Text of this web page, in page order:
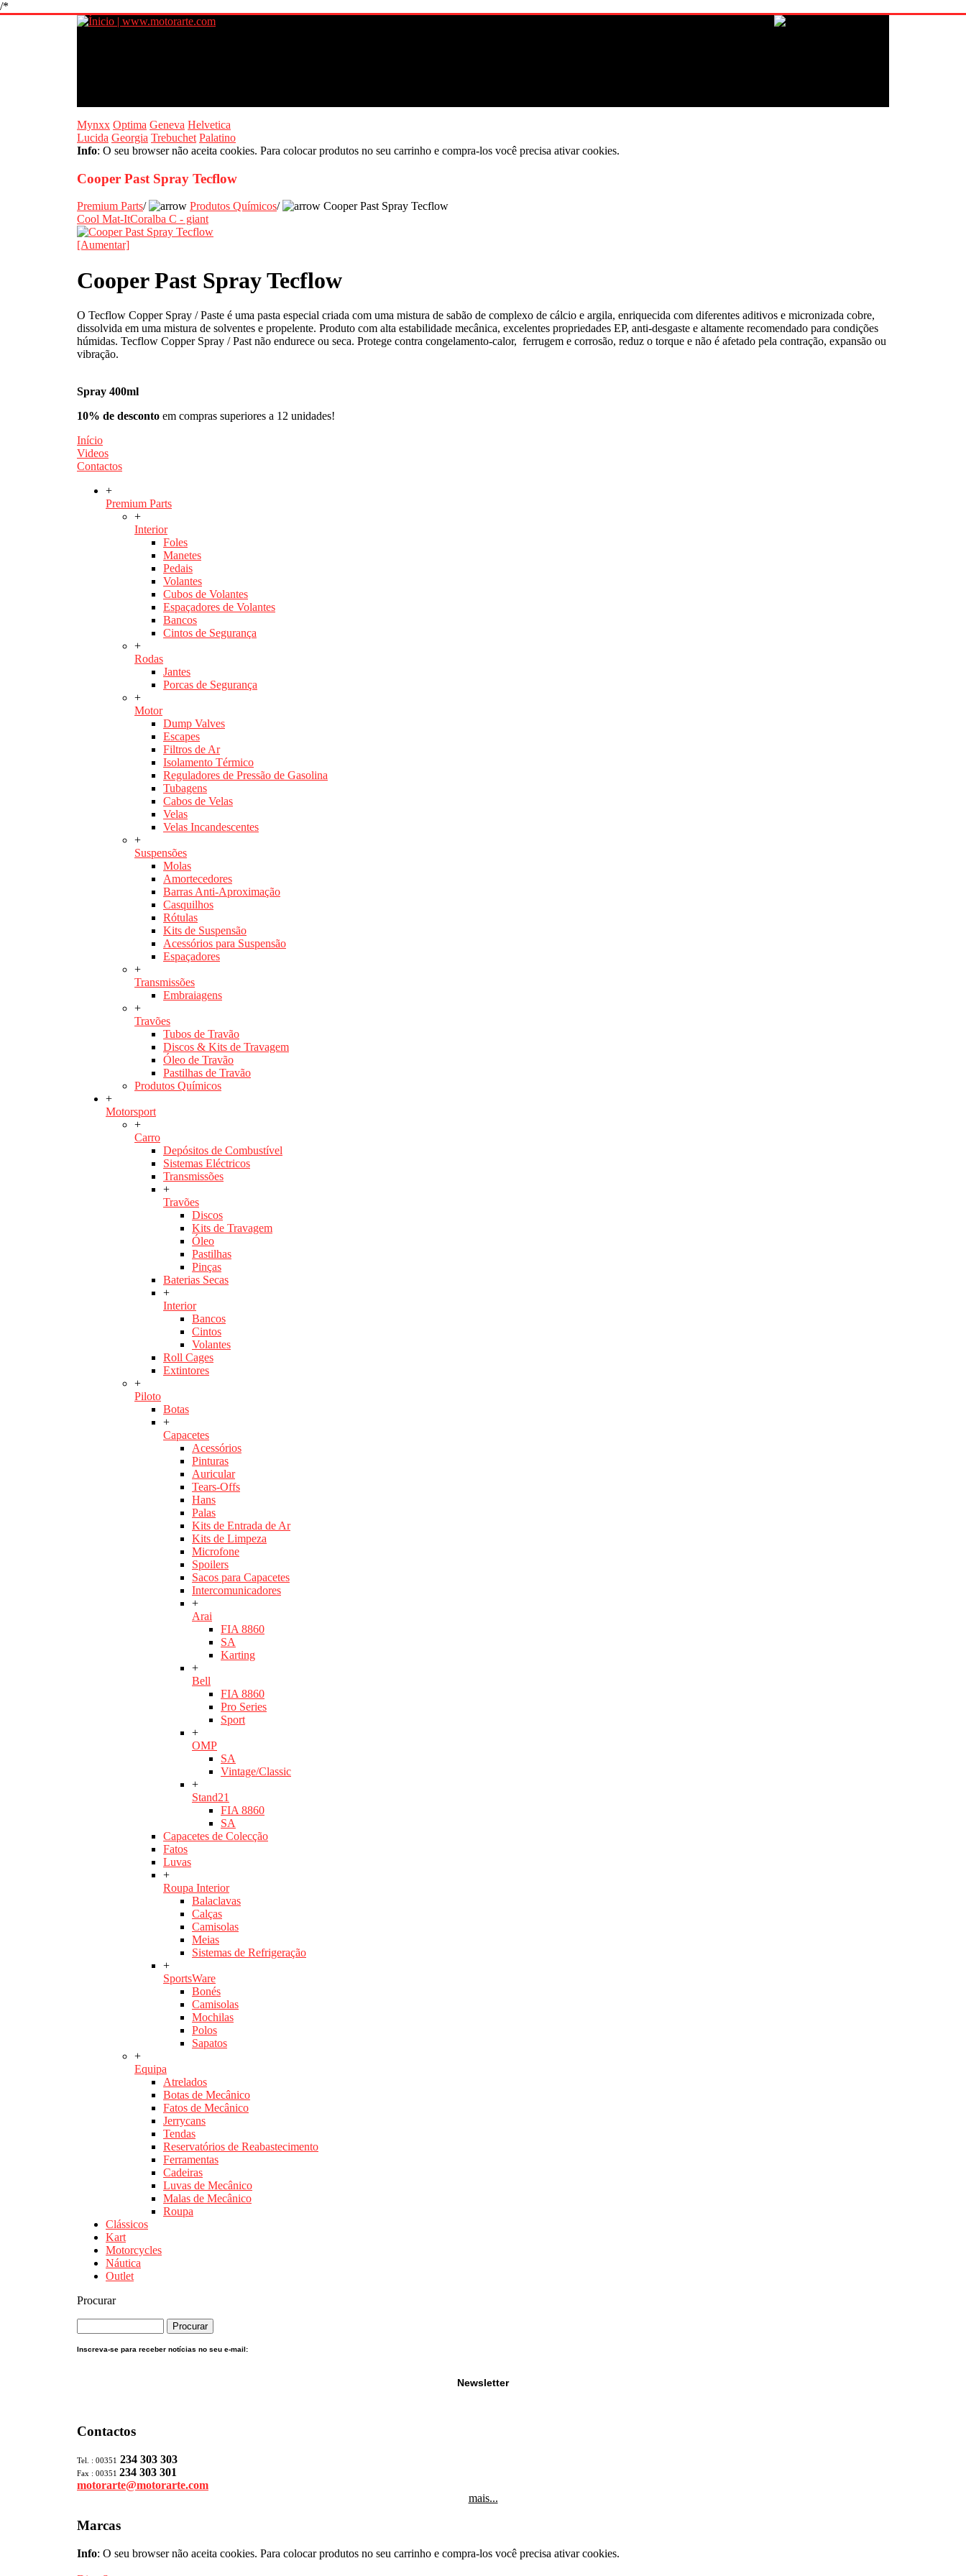
/*
Mynxx Optima Geneva Helvetica
Lucida Georgia Trebuchet Palatino
Info: O seu browser não aceita cookies. Para colocar produtos no seu carrinho e compra-los você precisa ativar cookies.
Cooper Past Spray Tecflow
Premium Parts/ Produtos Químicos/
Cooper Past Spray Tecflow
Cool Mat-ItCoralba C - giant
[Aumentar]
Cooper Past Spray Tecflow
O Tecflow Copper Spray / Paste é uma pasta especial criada com uma mistura de sabão de complexo de cálcio e argila, enriquecida com diferentes aditivos e micronizada cobre,
dissolvida em uma mistura de solventes e propelente. Produto com alta estabilidade mecânica, excelentes propriedades EP, anti-desgaste e altamente recomendado para condições
húmidas. Tecflow Copper Spray / Past não endurece ou seca. Protege contra congelamento-calor, ferrugem e corrosão, reduz o torque e não é afetado pela contração, expansão ou
vibração.
Spray 400ml
10% de desconto em compras superiores a 12 unidades!
Início
Videos
Contactos
+
Premium Parts
+
Interior
Foles
Manetes
Pedais
Volantes
Cubos de Volantes
Espaçadores de Volantes
Bancos
Cintos de Segurança
+
Rodas
Jantes
Porcas de Segurança
+
Motor
Dump Valves
Escapes
Filtros de Ar
Isolamento Térmico
Reguladores de Pressão de Gasolina
Tubagens
Cabos de Velas
Velas
Velas Incandescentes
+
Suspensões
Molas
Amortecedores
Barras Anti-Aproximação
Casquilhos
Rótulas
Kits de Suspensão
Acessórios para Suspensão
Espaçadores
+
Transmissões
Embraiagens
+
Travões
Tubos de Travão
Discos & Kits de Travagem
Óleo de Travão
Pastilhas de Travão
Produtos Químicos
+
Motorsport
+
Carro
Depósitos de Combustível
Sistemas Eléctricos
Transmissões
+
Travões
Discos
Kits de Travagem
Óleo
Pastilhas
Pinças
Baterias Secas
+
Interior
Bancos
Cintos
Volantes
Roll Cages
Extintores
+
Piloto
Botas
+
Capacetes
Acessórios
Pinturas
Auricular
Tears-Offs
Hans
Palas
Kits de Entrada de Ar
Kits de Limpeza
Microfone
Spoilers
Sacos para Capacetes
Intercomunicadores
+
Arai
FIA 8860
SA
Karting
+
Bell
FIA 8860
Pro Series
Sport
+
OMP
SA
Vintage/Classic
+
Stand21
FIA 8860
SA
Capacetes de Colecção
Fatos
Luvas
+
Roupa Interior
Balaclavas
Calças
Camisolas
Meias
Sistemas de Refrigeração
+
SportsWare
Bonés
Camisolas
Mochilas
Polos
Sapatos
+
Equipa
Atrelados
Botas de Mecânico
Fatos de Mecânico
Jerrycans
Tendas
Reservatórios de Reabastecimento
Ferramentas
Cadeiras
Luvas de Mecânico
Malas de Mecânico
Roupa
Clássicos
Kart
Motorcycles
Náutica
Outlet
Procurar
Inscreva-se para receber notícias no seu e-mail:
Newsletter
Contactos
Tel. : 00351 234 303 303
Fax : 00351 234 303 301
motorarte@motorarte.com
mais...
Marcas
Info: O seu browser não aceita cookies. Para colocar produtos no seu carrinho e compra-los você precisa ativar cookies.